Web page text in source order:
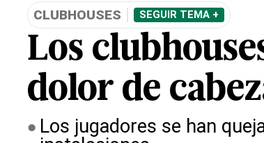
CLUBHOUSES SEGUIR TEMA +
Los
dolor de
Los jugadores se han